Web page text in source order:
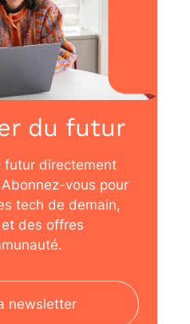
du futur
futur directement
vous pour
tech de demain,
des offres
newsletter